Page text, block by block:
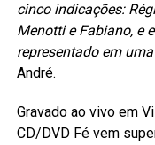
cinco indicações:
Menotti e Fabiano, e
representado em
André.
Gravado ao vivo em
CD/DVD Fé vem